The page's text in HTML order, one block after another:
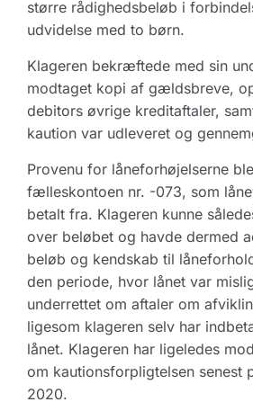
større rådighedsbeløb i
udvidelse med to børn.
Klageren bekræftede med sin
modtaget kopi af gældsbreve,
debitors øvrige kreditaftaler,
kaution var udleveret og
Provenu for låneforhøjelserne
fælleskontoen nr. -073, som
betalt fra. Klageren kunne
over beløbet og havde dermed
beløb og kendskab til
den periode, hvor lånet var
underrettet om aftaler om
ligesom klageren selv har
lånet. Klageren har ligeledes
om kautionsforpligtelsen senest
2020.